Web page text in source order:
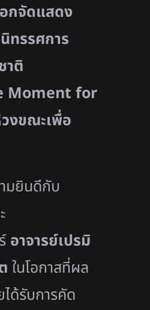
กจัดแสดง
ทรรศการ
าติ
Moment for
งขณะเพื่อ
มยินดีกับ
อาจารย์เปรมิ
ในโอกาสที่ผล
ด้รับการคัด